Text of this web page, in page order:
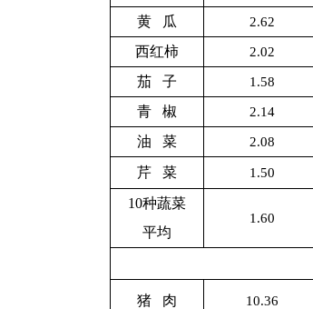
黄 瓜 2.62
西红柿 2.02
茄 子 1.58
青 椒 2.14
油 菜 2.08
芹 菜 1.50
10种蔬菜
平均
1.60
猪 肉 10.36